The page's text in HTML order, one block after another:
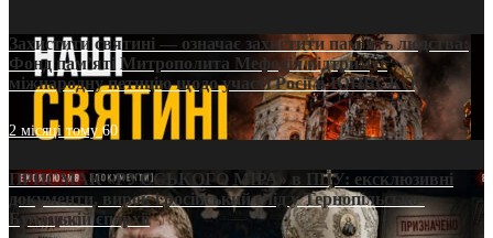
Захистити святині — означає захистити пам’ять людства:
Фонд пам’яті Митрополита Мефодія підтримує
міжнародну петицію щодо участі Росії в ЮНЕСКО
2 місяці тому60
ПРИСМАК «РУССЬКОГО МІРА» в ПЦУ: ексклюзивні
документи, вирок і російський слід у Тернопільсько-
Бучацькій єпархії